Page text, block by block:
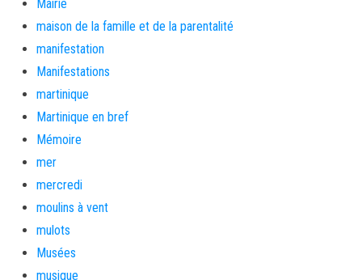
Mairie
maison de la famille et de la parentalité
manifestation
Manifestations
martinique
Martinique en bref
Mémoire
mer
mercredi
moulins à vent
mulots
Musées
musique